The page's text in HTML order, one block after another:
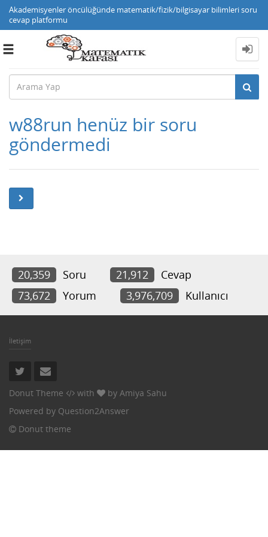
Akademisyenler öncülüğünde matematik/fizik/bilgisayar bilimleri soru
cevap platformu
Toggle
w88run henüz bir soru
göndermedi
20,359 Soru 21,912
Cevap
73,672
Yorum 3,976,709 Kullanıcı
İletişim
Donut Theme with by Amiya Sahu
Powered by Question2Answer
Donut theme